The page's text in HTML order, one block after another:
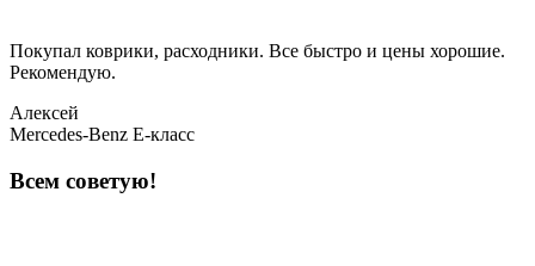
Покупал коврики, расходники. Все быстро и цены хорошие.
Рекомендую.
Алексей
Mercedes-Benz E-класс
Всем советую!